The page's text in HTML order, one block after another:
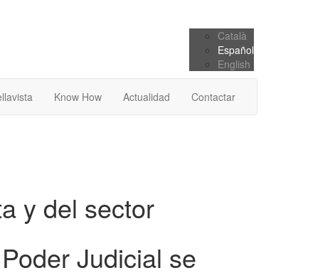
Català
Español
English
Know How Actualidad Contactar
y del sector
Judicial se